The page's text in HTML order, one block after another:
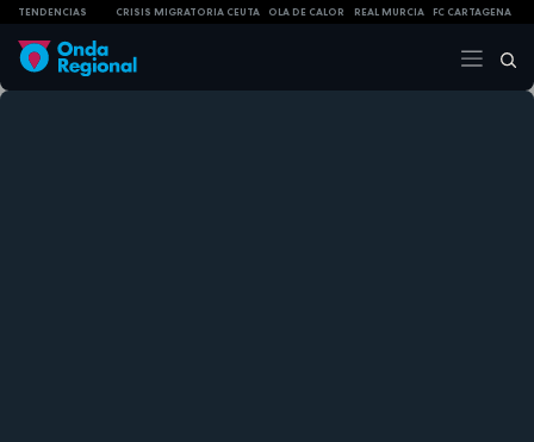
TENDENCIAS CRISIS MIGRATORIA CEUTA OLA DE CALOR REAL MURCIA FC CARTAGENA